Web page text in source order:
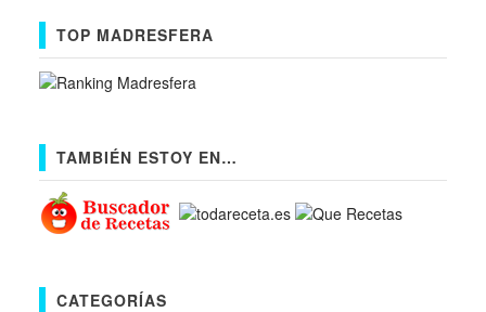
TOP MADRESFERA
TAMBIÉN ESTOY EN…
CATEGORÍAS